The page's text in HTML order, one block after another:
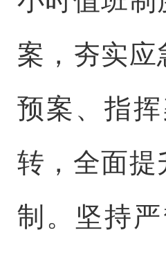
案，夯实
预案、指
转，全面提
制。坚持